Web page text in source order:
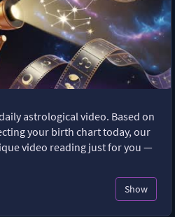
astrological video. Based on
your birth chart today, our
video reading just for you —
Show